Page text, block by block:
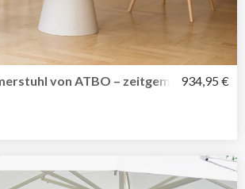
von ATBO – zeitgemäße934,95 €